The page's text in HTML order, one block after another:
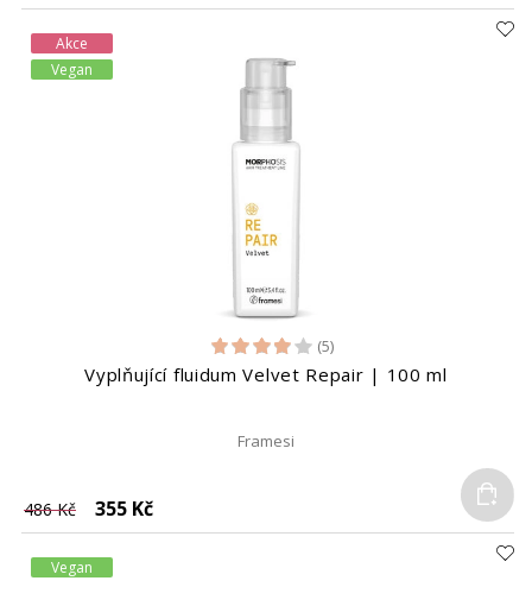
Akce
Vegan
(5)
Vyplňující fluidum Velvet Repair | 100 ml
Framesi
486 Kč 355 Kč
Vegan